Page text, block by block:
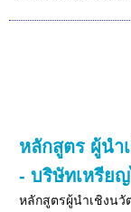
หลักสูตร ผู้นำ
- บริษัทเหรีย
หลักสูตรผู้นำเชิงนวั